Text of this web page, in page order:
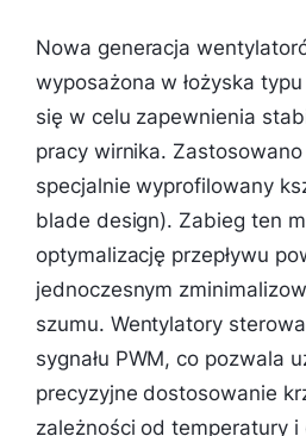
Nowa generacja
wyposażona w łożyska typu
się w celu zapewnienia
pracy wirnika.
specjalnie wyprofilowany
blade design). Zabieg ten
optymalizację przepływu
jednoczesnym
szumu. Wentylatory
sygnału PWM, co pozwala
precyzyjne dostosowanie
zależności od temperatury i